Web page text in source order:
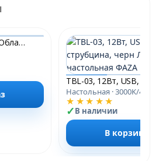
NL-05-pk в розетку Облако розовое 0,5Вт Светильник-ночник 220В ФAZA
Настольная · 3000K/
★★★★★
В наличии
В корзину